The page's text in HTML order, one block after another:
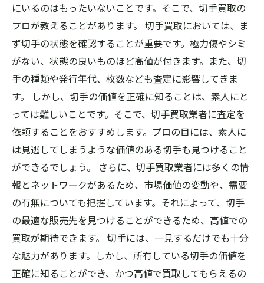
にいるのはもったいないことです。そこで、切手買取の
プロが教えることがあります。 切手買取においては、ま
ず切手の状態を確認することが重要です。極力傷やシミ
がない、状態の良いものほど高値が付きます。また、切
手の種類や発行年代、枚数なども査定に影響してきま
す。 しかし、切手の価値を正確に知ることは、素人にと
っては難しいことです。そこで、切手買取業者に査定を
依頼することをおすすめします。プロの目には、素人に
は見逃してしまうような価値のある切手も見つけること
ができるでしょう。 さらに、切手買取業者には多くの情
報とネットワークがあるため、市場価値の変動や、需要
の有無についても把握しています。それによって、切手
の最適な販売先を見つけることができるため、高値での
買取が期待できます。 切手には、一見するだけでも十分
な魅力があります。しかし、所有している切手の価値を
正確に知ることができ、かつ高値で買取してもらえるの